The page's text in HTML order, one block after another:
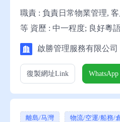
職責 : 負責日常物業管理,
等 資歷 : 中一程度; 良好粵
懂讀寫中文; 略懂讀寫英文;
$23,100, 有勤工獎金, 年假
啟勝管理服務有限公司
復製網址Link WhatsApp
離島/马灣 物流/空運/船務/